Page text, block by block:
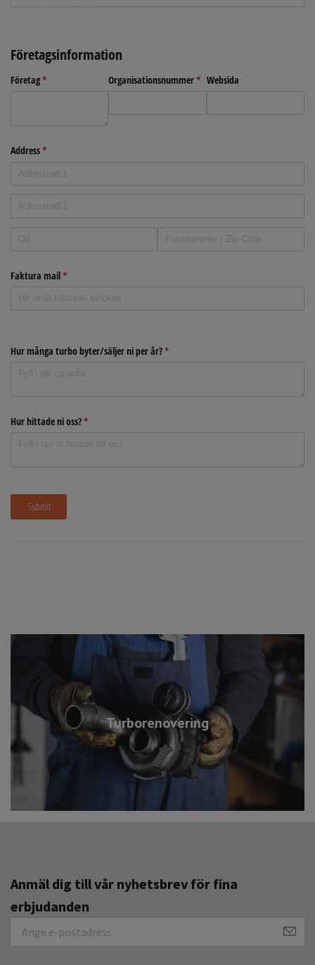
Turborenovering
Anmäl dig till vår nyhetsbrev för fina
erbjudanden